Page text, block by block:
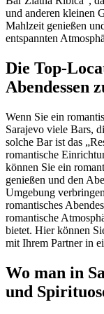
und anderen kleinen
Mahlzeit genießen
entspannten
Die Top-
Abendessen
Wenn Sie ein
Sarajevo viele Bars,
solche Bar ist das
romantische
können Sie ein
genießen und den
Umgebung
romantisches
romantische
bietet. Hier können
mit Ihrem Partner in
Wo man in
und